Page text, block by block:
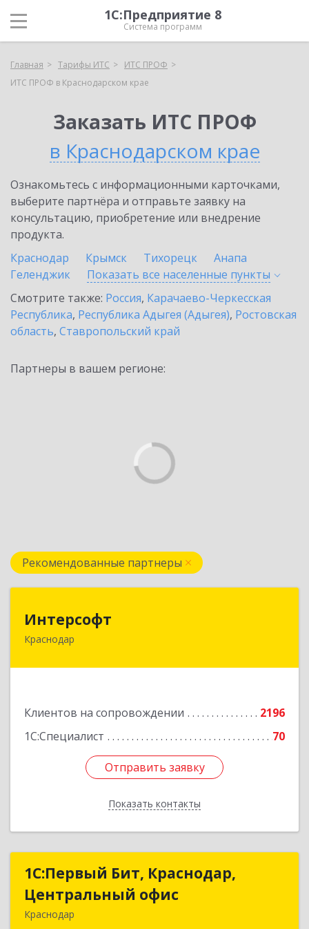
1С:Предприятие 8
Система программ
Главная Тарифы ИТС
ИТС ПРОФ
ИТС ПРОФ в Краснодарском крае
Заказать ИТС ПРОФ
в Краснодарском крае
Ознакомьтесь с информационными карточками,
выберите партнёра и отправьте заявку на
консультацию, приобретение или внедрение
продукта.
Краснодар
Крымск Тихорецк
Анапа
Геленджик
Показать все населенные пункты
Смотрите также: Россия, Карачаево-Черкесская
Республика, Республика Адыгея (Адыгея), Ростовская
область, Ставропольский край
Партнеры в вашем регионе:
Рекомендованные партнеры
Интерсофт
Краснодар
Клиентов на сопровождении
2196
1С:Специалист
70
Отправить заявку
Показать контакты
350020, Краснодарский край, Краснодар г,
Отправить заявку
Назад
1С:Первый Бит, Краснодар,
Центральный офис
Краснодар
1С:Первый Бит, Краснодар,
Центральный офис